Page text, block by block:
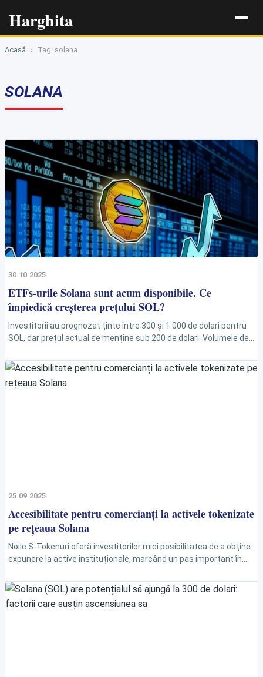
Harghita
Acasă › Tag: solana
SOLANA
30.10.2025
ETFs-urile Solana sunt acum disponibile. Ce
împiedică creșterea prețului SOL?
Investitorii au prognozat ținte între 300 și 1.000 de dolari pentru
SOL, dar prețul actual se menține sub 200 de dolari. Volumele de
25.09.2025
Accesibilitate pentru comercianți la activele tokenizate
pe rețeaua Solana
Noile S-Tokenuri oferă investitorilor mici posibilitatea de a obține
expunere la active instituționale, marcând un pas important în